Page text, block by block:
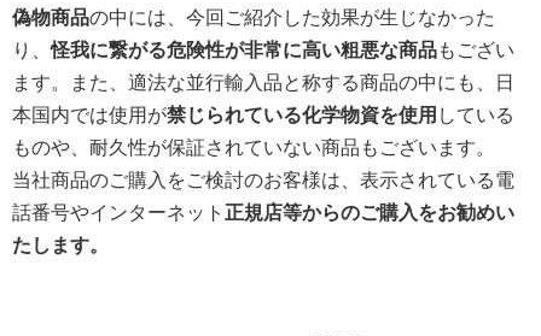
偽物商品の中には、今回ご紹介した効果が生じなかった
り、怪我に繋がる危険性が非常に高い粗悪な商品もござい
ます。また、適法な並行輸入品と称する商品の中にも、日
本国内では使用が禁じられている化学物資を使用 している
ものや、耐久性が保証されていない商品もございます。
当社商品のご購入をご検討のお客様は、表示されている電
話番号やインターネット 正規店等からのご購入をお勧めい
たします。